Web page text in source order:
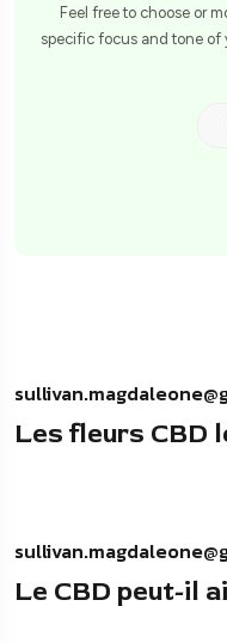
Feel free to choose or
specific focus and tone of
Les fleurs CBD
Le CBD peut-il